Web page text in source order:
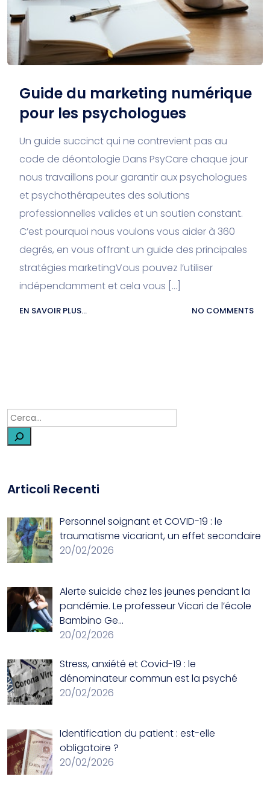
Guide du marketing numérique
pour les psychologues
Un guide succinct qui ne contrevient pas au
code de déontologie Dans PsyCare chaque jour
nous travaillons pour garantir aux psychologues
et psychothérapeutes des solutions
professionnelles valides et un soutien constant.
C’est pourquoi nous voulons vous aider à 360
degrés, en vous offrant un guide des principales
stratégies marketingVous pouvez l’utiliser
indépendamment et cela vous […]
EN SAVOIR PLUS... NO COMMENTS
Articoli Recenti
Personnel soignant et COVID-19 : le
traumatisme vicariant, un effet secondaire
20/02/2026
Alerte suicide chez les jeunes pendant la
pandémie. Le professeur Vicari de l’école
Bambino Ge…
20/02/2026
Stress, anxiété et Covid-19 : le
dénominateur commun est la psyché
20/02/2026
Identification du patient : est-elle
obligatoire ?
20/02/2026